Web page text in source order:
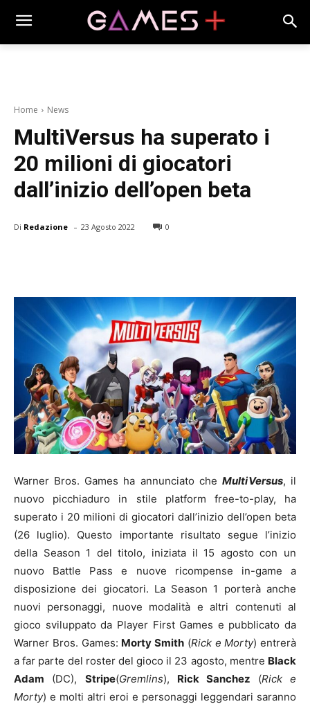
Home News
MultiVersus ha superato i
20 milioni di giocatori
dall’inizio dell’open beta
Di Redazione - 23 Agosto 2022 0
Warner Bros. Games ha annunciato che MultiVersus, il
nuovo picchiaduro in stile platform free-to-play, ha
superato i 20 milioni di giocatori dall’inizio dell’open beta
(26 luglio). Questo importante risultato segue l’inizio
della Season 1 del titolo, iniziata il 15 agosto con un
nuovo Battle Pass e nuove ricompense in-game a
disposizione dei giocatori. La Season 1 porterà anche
nuovi personaggi, nuove modalità e altri contenuti al
gioco sviluppato da Player First Games e pubblicato da
Warner Bros. Games: Morty Smith (Rick e Morty) entrerà
a far parte del roster del gioco il 23 agosto, mentre Black
Adam (DC), Stripe(Gremlins), Rick Sanchez (Rick e
Morty) e molti altri eroi e personaggi leggendari saranno